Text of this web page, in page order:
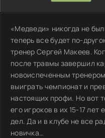
«Медведи» никогда не
теперь все будет по-
тренер Сергей Макеев.
после травмы завершил
новоиспеченным
выиграть чемпионат и
настоящих профи. Но вот
его игроков в их 15-17
дел. Да и в клубе не все
новичка…